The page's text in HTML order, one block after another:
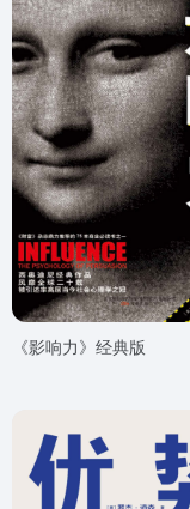
《影响力》经典版